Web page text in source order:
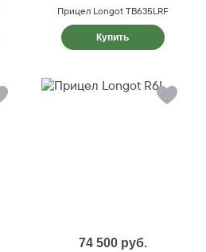
Прицел Longot TB635LRF
Купить
74 500 руб.